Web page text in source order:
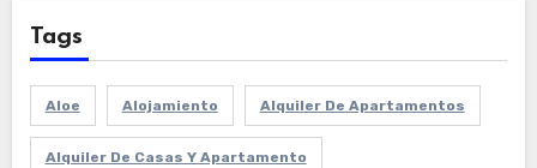
Tags
Aloe Alojamiento Alquiler De Apartamentos
Alquiler De Casas Y Apartamento